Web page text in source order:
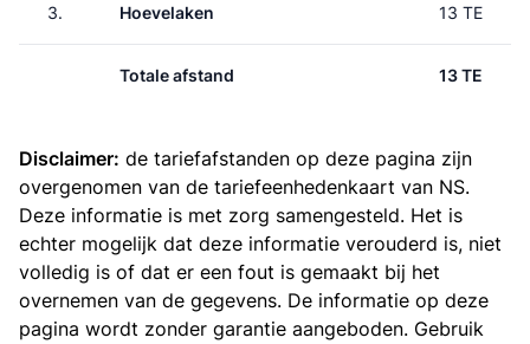
3. Hoevelaken 13 TE
Totale afstand 13 TE
Disclaimer: de tariefafstanden op deze pagina zijn
overgenomen van de tariefeenhedenkaart van NS.
Deze informatie is met zorg samengesteld. Het is
echter mogelijk dat deze informatie verouderd is, niet
volledig is of dat er een fout is gemaakt bij het
overnemen van de gegevens. De informatie op deze
pagina wordt zonder garantie aangeboden. Gebruik